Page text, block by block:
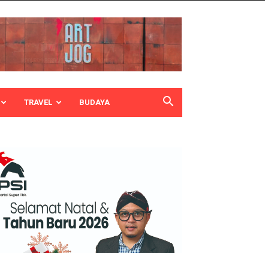
TRAVEL BUDAYA